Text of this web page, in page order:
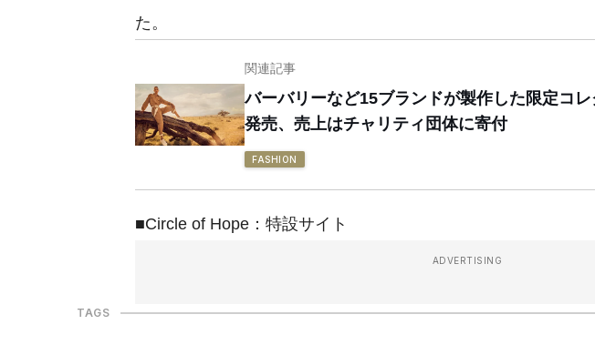
た。
関連記事
バーバリーなど15ブランドが製作した限定コ
発売、売上はチャリティ団体に寄付
FASHION
■Circle of Hope：特設サイト
ADVERTISING
TAGS